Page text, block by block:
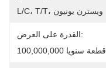
L/C، T/T، ويسترن يونيون
القدرة على العرض:
100,000,000 قطعة سنويا